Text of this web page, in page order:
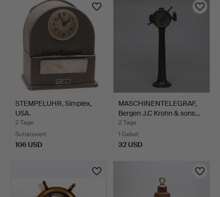
STEMPELUHR, Simplex,
USA.
2 Tage
Schätzwert
106 USD
MASCHINENTELEGRAF,
Bergen J.C Krohn & sons…
2 Tage
1 Gebot
32 USD